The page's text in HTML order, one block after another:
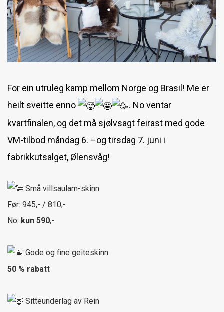
Opningstider Fabrikkutsalget jul og nyttår 2018/2019
For ein utruleg kamp mellom Norge og Brasil! Me er
heilt sveitte enno
. No ventar
kvartfinalen, og det må sjølvsagt feirast med gode
VM-tilbod måndag 6. –og tirsdag 7. juni i
fabrikkutsalget, Ølensvåg!
Små villsaulam-skinn
Før: 945,- / 810,-
No: kun 590,-
Gode og fine geiteskinn
50 % rabatt
Sitteunderlag av Rein